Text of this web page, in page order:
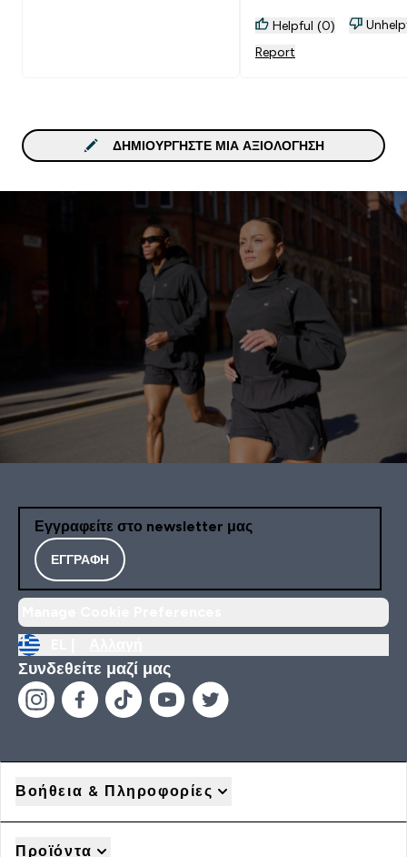
Helpful (0)
Report
ΔΗΜΙΟΥΡΓΉΣΤΕ ΜΙΑ ΑΞΙΟΛΌΓΗΣΗ
Εγγραφείτε στο newsletter μας
ΕΓΓΡΑΦΉ
Συνδεθείτε μαζί μας
Βοήθεια & Πληροφορίες
Προϊόντα